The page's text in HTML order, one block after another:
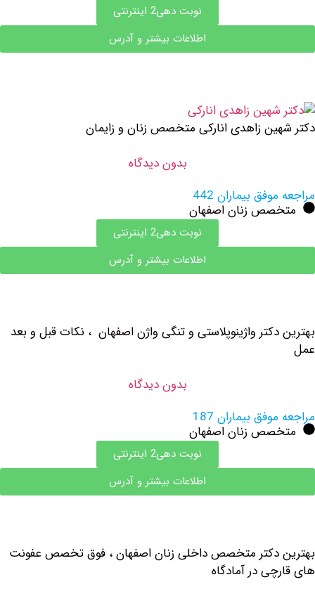
نوبت دهی2 اینترنتی
اطلاعات بیشتر و آدرس
زاهدی انارکی متخصص زنان و زایمان
بدون دیدگاه
بیماران 442
زنان اصفهان
نوبت دهی2 اینترنتی
اطلاعات بیشتر و آدرس
واژینوپلاستی و تنگی واژن اصفهان ، نکات قبل و بعد
بدون دیدگاه
بیماران 187
زنان اصفهان
نوبت دهی2 اینترنتی
اطلاعات بیشتر و آدرس
دکتر متخصص داخلی زنان اصفهان ، فوق تخصص عفونت
در آمادگاه